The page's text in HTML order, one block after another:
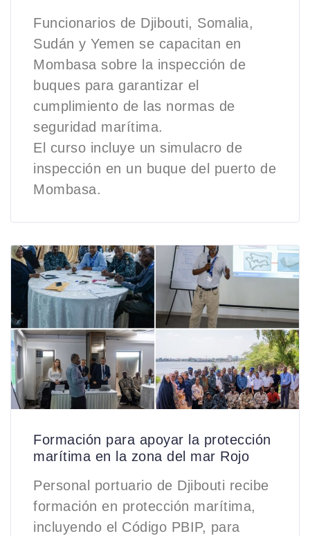
Funcionarios de Djibouti, Somalia,
Sudán y Yemen se capacitan en
Mombasa sobre la inspección de
buques para garantizar el
cumplimiento de las normas de
seguridad marítima.
El curso incluye un simulacro de
inspección en un buque del puerto de
Mombasa.
Formación para apoyar la protección
marítima en la zona del mar Rojo
Personal portuario de Djibouti recibe
formación en protección marítima,
incluyendo el Código PBIP, para